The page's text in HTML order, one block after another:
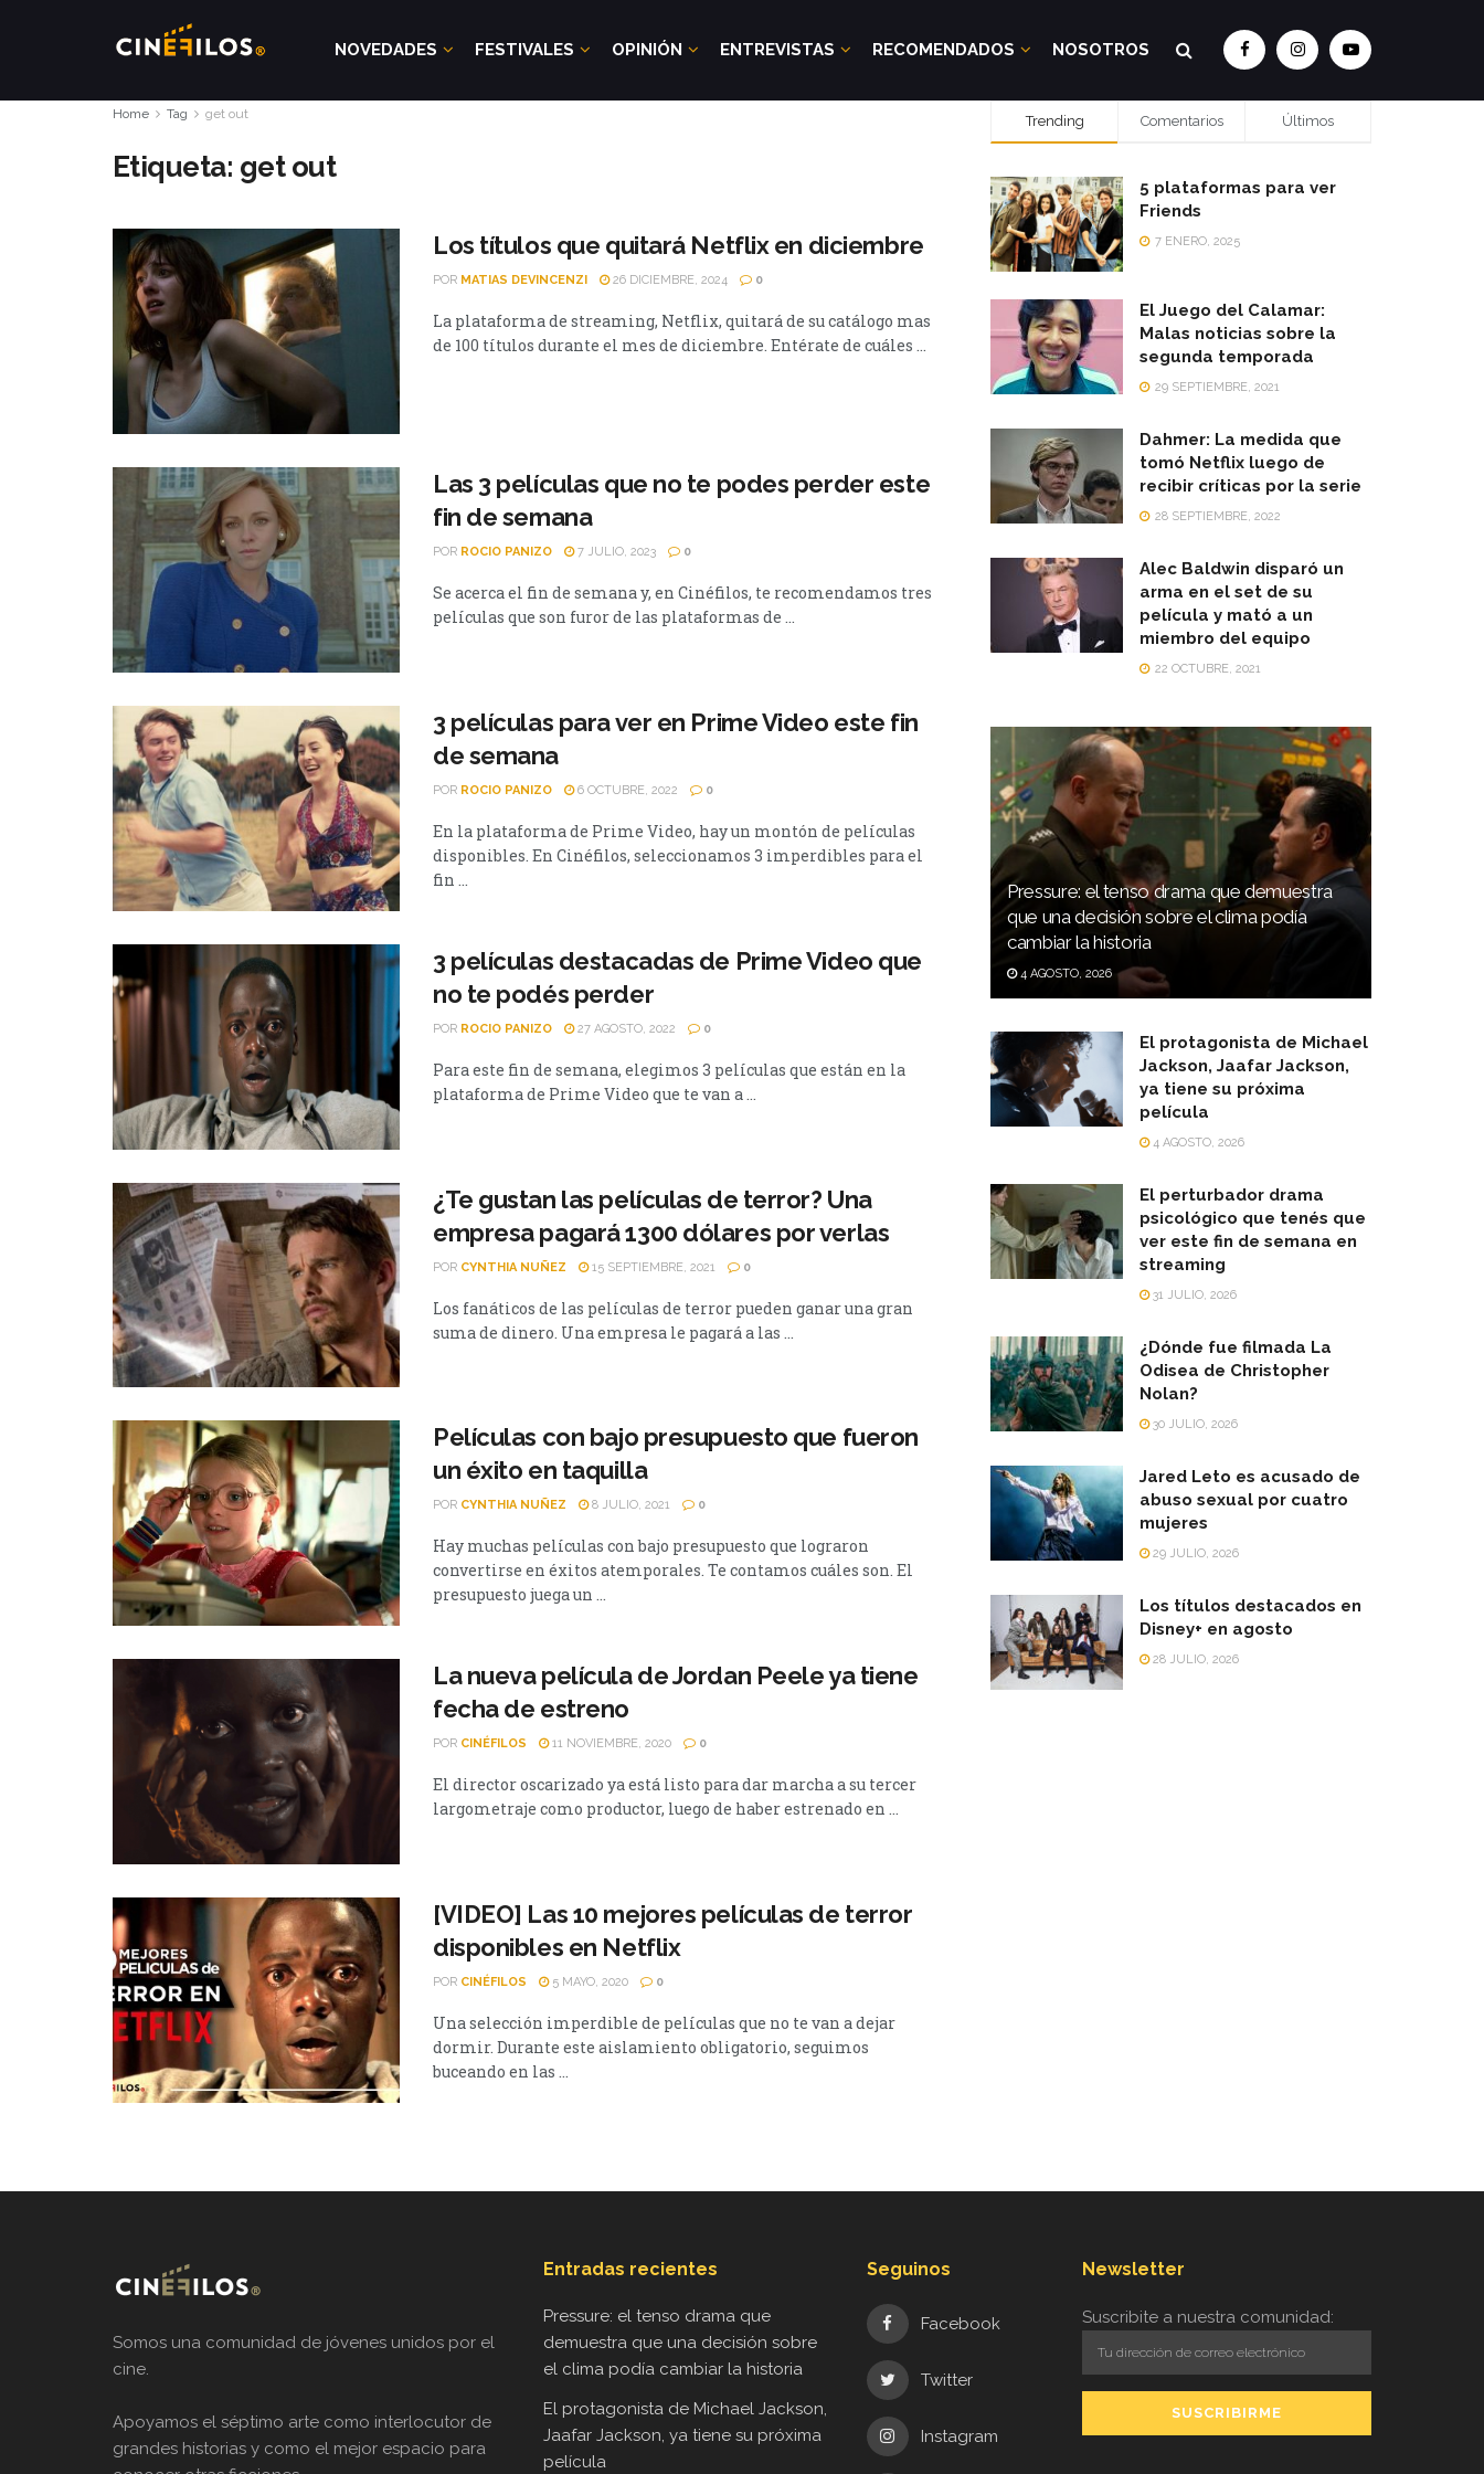
NOVEDADES FESTIVALES OPINIÓN ENTREVISTAS RECOMENDADOS NOSOTROS
Home Tag get out
Etiqueta: get out
Los títulos que quitará Netflix en diciembre
POR MATIAS DEVINCENZI 26 DICIEMBRE, 2024 0
La plataforma de streaming, Netflix, quitará de su catálogo mas
de 100 títulos durante el mes de diciembre. Entérate de cuáles ...
Las 3 películas que no te podes perder este
fin de semana
POR ROCIO PANIZO 7 JULIO, 2023 0
Se acerca el fin de semana y, en Cinéfilos, te recomendamos tres
películas que son furor de las plataformas de ...
3 películas para ver en Prime Video este fin
de semana
POR ROCIO PANIZO 6 OCTUBRE, 2022 0
En la plataforma de Prime Video, hay un montón de películas
disponibles. En Cinéfilos, seleccionamos 3 imperdibles para el
fin ...
3 películas destacadas de Prime Video que
no te podés perder
POR ROCIO PANIZO 27 AGOSTO, 2022 0
Para este fin de semana, elegimos 3 películas que están en la
plataforma de Prime Video que te van a ...
¿Te gustan las películas de terror? Una
empresa pagará 1300 dólares por verlas
POR CYNTHIA NUÑEZ 15 SEPTIEMBRE, 2021 0
Los fanáticos de las películas de terror pueden ganar una gran
suma de dinero. Una empresa le pagará a las ...
Películas con bajo presupuesto que fueron
un éxito en taquilla
POR CYNTHIA NUÑEZ 8 JULIO, 2021 0
Hay muchas películas con bajo presupuesto que lograron
convertirse en éxitos atemporales. Te contamos cuáles son. El
presupuesto juega un ...
La nueva película de Jordan Peele ya tiene
fecha de estreno
POR CINÉFILOS 11 NOVIEMBRE, 2020 0
El director oscarizado ya está listo para dar marcha a su tercer
largometraje como productor, luego de haber estrenado en ...
[VIDEO] Las 10 mejores películas de terror
disponibles en Netflix
POR CINÉFILOS 5 MAYO, 2020 0
Una selección imperdible de películas que no te van a dejar
dormir. Durante este aislamiento obligatorio, seguimos
buceando en las ...
Trending Comentarios Últimos
5 plataformas para ver
Friends
7 ENERO, 2025
El Juego del Calamar:
Malas noticias sobre la
segunda temporada
29 SEPTIEMBRE, 2021
Dahmer: La medida que
tomó Netflix luego de
recibir críticas por la serie
28 SEPTIEMBRE, 2022
Alec Baldwin disparó un
arma en el set de su
película y mató a un
miembro del equipo
22 OCTUBRE, 2021
Pressure: el tenso drama que demuestra
que una decisión sobre el clima podía
cambiar la historia
4 AGOSTO, 2026
El protagonista de Michael
Jackson, Jaafar Jackson,
ya tiene su próxima
película
4 AGOSTO, 2026
El perturbador drama
psicológico que tenés que
ver este fin de semana en
streaming
31 JULIO, 2026
¿Dónde fue filmada La
Odisea de Christopher
Nolan?
30 JULIO, 2026
Jared Leto es acusado de
abuso sexual por cuatro
mujeres
29 JULIO, 2026
Los títulos destacados en
Disney+ en agosto
28 JULIO, 2026
Somos una comunidad de jóvenes unidos por el
cine.
Apoyamos el séptimo arte como interlocutor de
grandes historias y como el mejor espacio para
Entradas recientes
Pressure: el tenso drama que
demuestra que una decisión sobre
el clima podía cambiar la historia
El protagonista de Michael Jackson,
Jaafar Jackson, ya tiene su próxima
película
Seguinos
Facebook
Twitter
Instagram
Newsletter
Suscribite a nuestra comunidad: